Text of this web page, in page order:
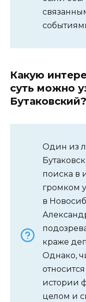
Какую
суть можно
Бутаковский?
Один из
поиска в
громком
в
краже
Однако,
истории
целом и